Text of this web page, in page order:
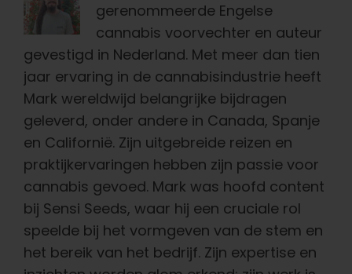
gerenommeerde Engelse
cannabis voorvechter en auteur
gevestigd in Nederland. Met meer dan tien
jaar ervaring in de cannabisindustrie heeft
Mark wereldwijd belangrijke bijdragen
geleverd, onder andere in Canada, Spanje
en Californië. Zijn uitgebreide reizen en
praktijkervaringen hebben zijn passie voor
cannabis gevoed. Mark was hoofd content
bij Sensi Seeds, waar hij een cruciale rol
speelde bij het vormgeven van de stem en
het bereik van het bedrijf. Zijn expertise en